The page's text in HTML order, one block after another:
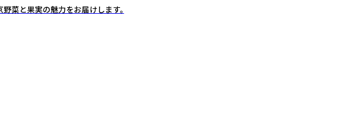
菜と果実の魅力をお届けします。